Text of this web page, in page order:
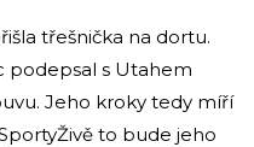
třešnička na dortu.
podepsal s Utahem
Jeho kroky tedy míří
to bude jeho